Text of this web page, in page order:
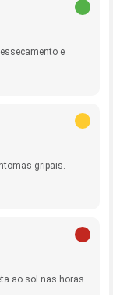
e
gripais.
ao sol nas horas